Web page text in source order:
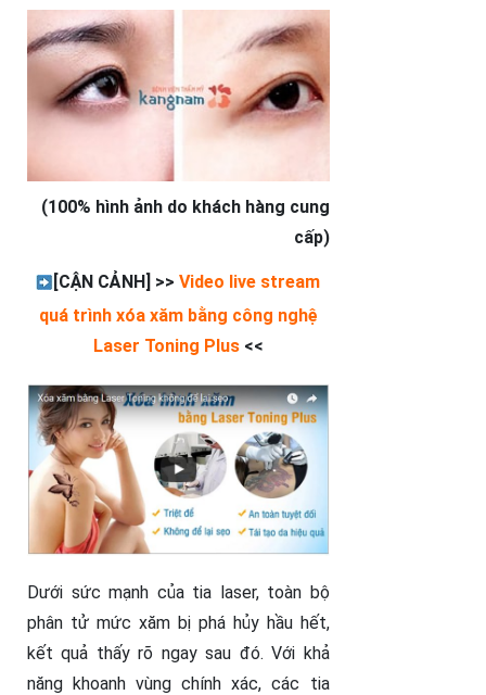
(100% hình ảnh do khách hàng cung
cấp)
[CẬN CẢNH] >>Video live stream
quá trình xóa xăm bằng công nghệ
Laser Toning Plus<<
Dưới sức mạnh của tia laser, toàn bộ
phân tử mức xăm bị phá hủy hầu hết,
kết quả thấy rõ ngay sau đó. Với khả
năng khoanh vùng chính xác, các tia